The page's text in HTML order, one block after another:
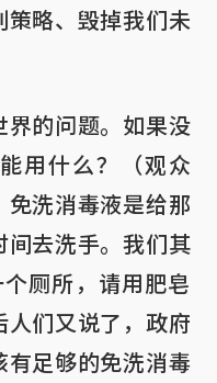
略、毁掉我们未
界的问题。如果没
用什么？（观众
洗消毒液是给那
去洗手。我们其
厕所，请用肥皂
们又说了，政府
有足够的免洗消毒